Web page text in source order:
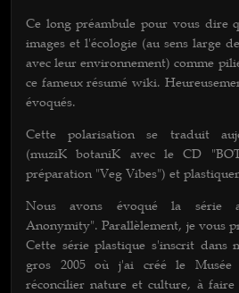
Ce long préambule pour vous dire
images et l'écologie (au sens large
avec leur environnement) comme
ce fameux résumé wiki.
évoqués.
Cette polarisation se traduit
(muziK botaniK avec le CD
préparation "Veg Vibes") et
Nous avons évoqué la série
Anonymity". Parallèlement, je vous
Cette série plastique s'inscrit dans
gros 2005 où j'ai créé le
réconcilier nature et culture, à